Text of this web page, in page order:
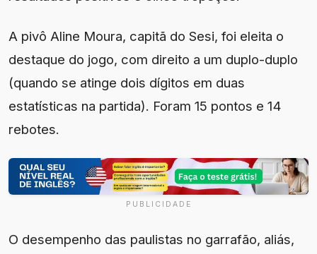
A pivô Aline Moura, capitã do Sesi, foi eleita o
destaque do jogo, com direito a um duplo-duplo
(quando se atinge dois dígitos em duas
estatísticas na partida). Foram 15 pontos e 14
rebotes.
PUBLICIDADE
O desempenho das paulistas no garrafão, aliás,